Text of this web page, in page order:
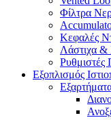
Φίλτρα
Κεφαλές
Λάστιχα &
Ρυθμιστές
Εξοπλισμός